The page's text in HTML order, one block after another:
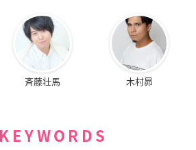
斉藤壮馬 木村昴
KEYWORDS